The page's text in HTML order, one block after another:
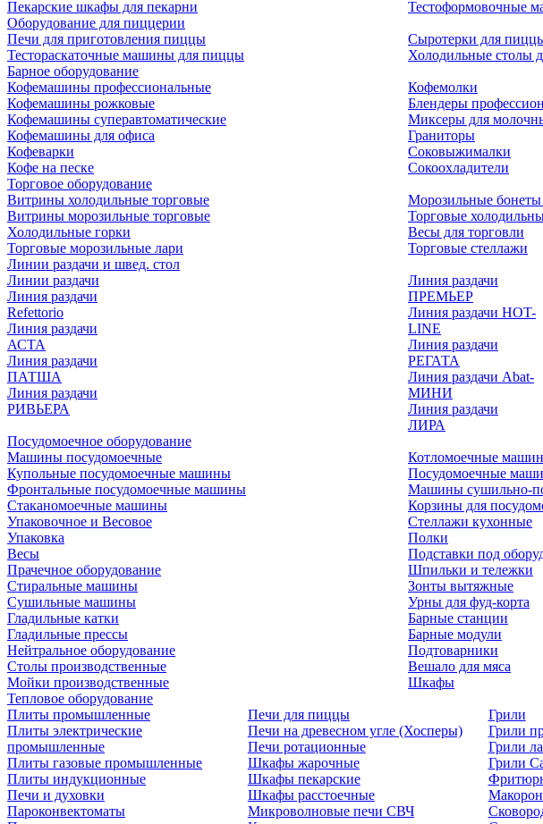
Пекарские шкафы для пекарни
Тестоформовочные
Оборудование для пиццерии
Печи для приготовления пиццы
Тестораскаточные машины для пиццы
Сыротерки для
Холодильные столы
Барное оборудование
Кофемашины профессиональные
Кофемашины рожковые
Кофемашины суперавтоматические
Кофемашины для офиса
Кофеварки
Кофе на песке
Кофемолки
Блендеры
Миксеры для
Граниторы
Соковыжималки
Сокоохладители
Торговое оборудование
Витрины холодильные торговые
Витрины морозильные торговые
Холодильные горки
Торговые морозильные лари
Морозильные бонеты
Торговые
Весы для торговли
Торговые стеллажи
Линии раздачи и швед. стол
Линии раздачи
Линия раздачи
Refettorio
Линия раздачи
АСТА
Линия раздачи
ПАТША
Линия раздачи
РИВЬЕРА
Линия раздачи
ПРЕМЬЕР
Линия раздачи HOT-
LINE
Линия раздачи
РЕГАТА
Линия раздачи Abat-
МИНИ
Линия раздачи
ЛИРА
Посудомоечное оборудование
Машины посудомоечные
Купольные посудомоечные машины
Фронтальные посудомоечные машины
Стаканомоечные машины
Котломоечные
Посудомоечные
Машины сушильно-
Корзины для
Упаковочное и Весовое
Упаковка
Весы
Прачечное оборудование
Стиральные машины
Сушильные машины
Гладильные катки
Гладильные прессы
Нейтральное оборудование
Столы производственные
Мойки производственные
Стеллажи кухонные
Полки
Подставки под
Шпильки и тележки
Зонты вытяжные
Урны для фуд-корта
Барные станции
Барные модули
Подтоварники
Вешало для мяса
Шкафы
Тепловое оборудование
Плиты промышленные
Плиты электрические
промышленные
Плиты газовые промышленные
Плиты индукционные
Печи и духовки
Пароконвектоматы
Печи для пиццы
Печи на древесном угле (Хосперы)
Печи ротационные
Шкафы жарочные
Шкафы пекарские
Шкафы расстоечные
Микроволновые печи СВЧ
Грили
Грили
Грили
Грили